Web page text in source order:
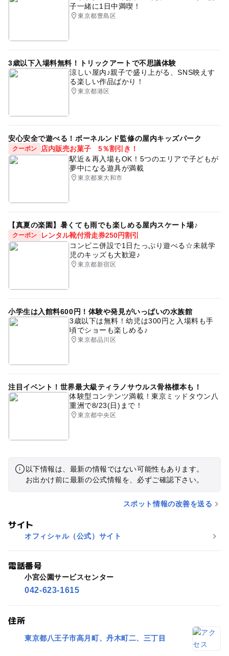
子一緒に1日中満喫！
東京都豊島区
3歳以下入場料無料！トリックアートで不思議体験
涼しい屋内♪親子で盛り上がる、SNS映えす
る楽しい作品ばかり！
東京都港区
安心安全で遊べる！ボーネルンド監修の屋内キッズパーク
クーポン
店内販売お菓子 5％割引き！
駅近＆再入場もOK！5つのエリアで子どもが
夢中になる遊具が満載
東京都東大和市
【真夏の楽園】暑くても雨でも楽しめる屋内スケート場♪
クーポン
レンタル靴付滑走券250円割引
コンビニ併設で1日たっぷり遊べる☆未就学
児のキッズも大歓迎♪
東京都新宿区
小学生は入館料600円！体験や発見がいっぱいの水族館
3歳以下は無料！幼児は300円と入場料も手
頃でショーも楽しめる♪
東京都品川区
注目イベント！世界最大級ティラノサウルス骨格標本も！
体験型コンテンツ満載！東京ミッドタウン八
重洲で8/23(日)まで！
東京都中央区
以下情報は、最新の情報ではない可能性もあります。
お出かけ前に最新の公式情報を、必ずご確認下さい。
スポット情報の改善を送る
サイト
オフィシャル（公式）サイト
電話番号
小宮公園サービスセンター
042-623-1615
住所
東京都八王子市高月町、丹木町二、三丁目